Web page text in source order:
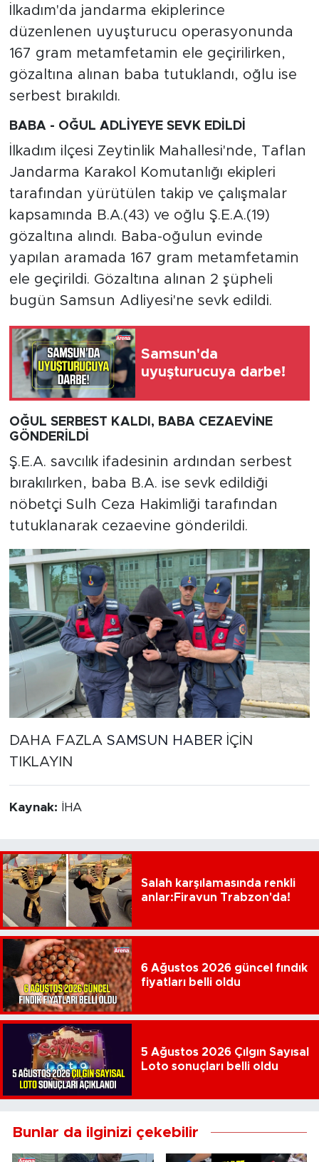
İlkadım'da jandarma ekiplerince
düzenlenen uyuşturucu operasyonunda
167 gram metamfetamin ele geçirilirken,
gözaltına alınan baba tutuklandı, oğlu ise
serbest bırakıldı.
BABA - OĞUL ADLİYEYE SEVK EDİLDİ
İlkadım ilçesi Zeytinlik Mahallesi'nde, Taflan
Jandarma Karakol Komutanlığı ekipleri
tarafından yürütülen takip ve çalışmalar
kapsamında B.A.(43) ve oğlu Ş.E.A.(19)
gözaltına alındı. Baba-oğulun evinde
yapılan aramada 167 gram metamfetamin
ele geçirildi. Gözaltına alınan 2 şüpheli
bugün Samsun Adliyesi'ne sevk edildi.
Samsun'da
uyuşturucuya darbe!
OĞUL SERBEST KALDI, BABA CEZAEVİNE
GÖNDERİLDİ
Ş.E.A. savcılık ifadesinin ardından serbest
bırakılırken, baba B.A. ise sevk edildiği
nöbetçi Sulh Ceza Hakimliği tarafından
tutuklanarak cezaevine gönderildi.
DAHA FAZLASAMSUN HABER İÇİN
TIKLAYIN
Kaynak: İHA
Salah karşılamasında renkli
anlar:Firavun Trabzon'da!
6 Ağustos 2026 güncel fındık
fiyatları belli oldu
5 Ağustos 2026 Çılgın Sayısal
Loto sonuçları belli oldu
Bunlar da ilginizi çekebilir